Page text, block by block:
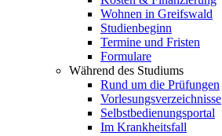
Wohnen in Greifswald
Studienbeginn
Termine und Fristen
Formulare
Während des Studiums
Rund um die Prüfungen
Vorlesungsverzeichnisse
Selbstbedienungsportal
Im Krankheitsfall